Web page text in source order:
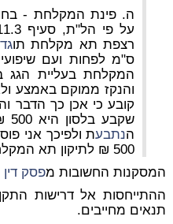
ה. פינת המקלחת -
רצפת תא מקלחת תו
ס"מ לפחות ועם
המקלחת בעליית הגג
והנקז ממוקם באמצע
קובע כי אכן כך הדבר
הנתבעת ולפיכך אני
500 ₪ לתיקון תא המקלחת."
המסקנות החשובות מפסק דין
ההתייחסות אל דרישות
תנאים מחייבים.